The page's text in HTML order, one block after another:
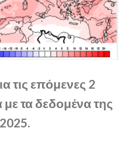
τις επόμενες 2
τα δεδομένα της